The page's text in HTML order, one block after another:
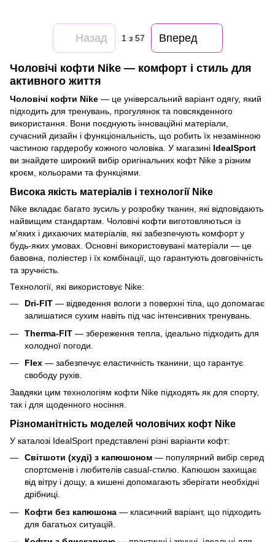
Назад 1 з 57 Вперед
Чоловічі кофти Nike — комфорт і стиль для
активного життя
Чоловічі кофти Nike — це універсальний варіант одягу, який
підходить для тренувань, прогулянок та повсякденного
використання. Вони поєднують інноваційні матеріали,
сучасний дизайн і функціональність, що робить їх незамінною
частиною гардеробу кожного чоловіка. У магазині IdealSport
ви знайдете широкий вибір оригінальних кофт Nike з різним
кроєм, кольорами та функціями.
Висока якість матеріалів і технології Nike
Nike вкладає багато зусиль у розробку тканин, які відповідають
найвищим стандартам. Чоловічі кофти виготовляються із
м'яких і дихаючих матеріалів, які забезпечують комфорт у
будь-яких умовах. Основні використовувані матеріали — це
бавовна, поліестер і їх комбінації, що гарантують довговічність
та зручність.
Технології, які використовує Nike:
Dri-FIT — відведення вологи з поверхні тіла, що допомагає
залишатися сухим навіть під час інтенсивних тренувань.
Therma-FIT — збереження тепла, ідеально підходить для
холодної погоди.
Flex — забезпечує еластичність тканини, що гарантує
свободу рухів.
Завдяки цим технологіям кофти Nike підходять як для спорту,
так і для щоденного носіння.
Різноманітність моделей чоловічих кофт Nike
У каталозі IdealSport представлені різні варіанти кофт:
Світшоти (худі) з капюшоном — популярний вибір серед
спортсменів і любителів casual-стилю. Капюшон захищає
від вітру і дощу, а кишені допомагають зберігати необхідні
дрібниці.
Кофти без капюшона — класичний варіант, що підходить
для багатьох ситуацій.